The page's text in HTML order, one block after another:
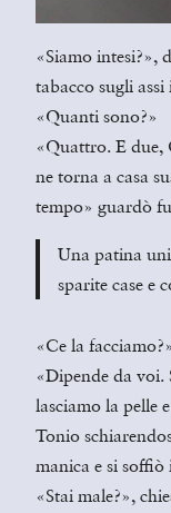
«Siamo intesi?»,
tabacco sugli
«Quanti sono?»
«Quattro. E due,
ne torna a casa
tempo» guardò
Una patina
sparite case e
«Ce la facciamo?»
«Dipende da voi.
lasciamo la pelle
Tonio
manica e si soffiò
«Stai male?»,